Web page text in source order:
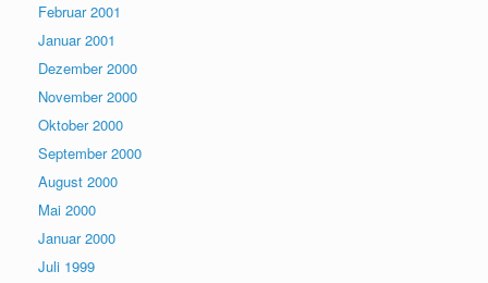
Februar 2001
Januar 2001
Dezember 2000
November 2000
Oktober 2000
September 2000
August 2000
Mai 2000
Januar 2000
Juli 1999